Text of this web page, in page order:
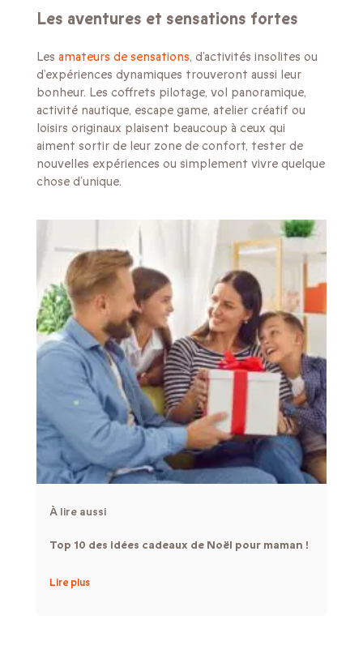
Les aventures et sensations fortes
Les amateurs de sensations, d’activités insolites ou
d’expériences dynamiques trouveront aussi leur
bonheur. Les coffrets pilotage, vol panoramique,
activité nautique, escape game, atelier créatif ou
loisirs originaux plaisent beaucoup à ceux qui
aiment sortir de leur zone de confort, tester de
nouvelles expériences ou simplement vivre quelque
chose d’unique.
À lire aussi
Top 10 des idées cadeaux de Noël pour maman !
Lire plus